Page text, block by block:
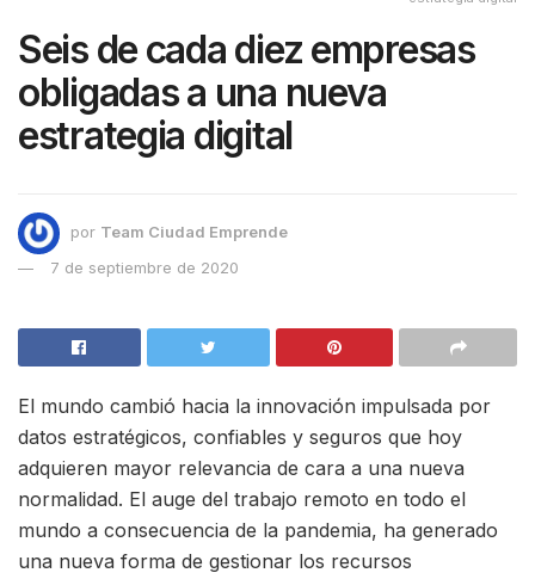
Seis de cada diez empresas
obligadas a una nueva
estrategia digital
por Team Ciudad Emprende
7 de septiembre de 2020
El mundo cambió hacia la innovación impulsada por
datos estratégicos, confiables y seguros que hoy
adquieren mayor relevancia de cara a una nueva
normalidad. El auge del trabajo remoto en todo el
mundo a consecuencia de la pandemia, ha generado
una nueva forma de gestionar los recursos